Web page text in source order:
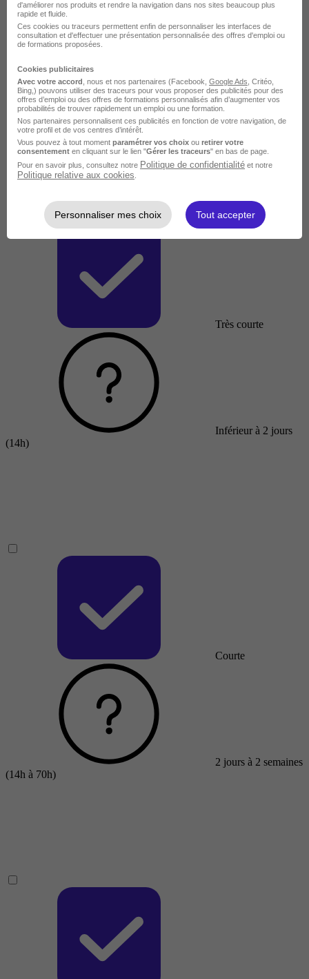
Très courte
Inférieur à 2 jours
(14h)
Courte
2 jours à 2 semaines
(14h à 70h)
d'améliorer nos produits et rendre la navigation dans nos sites beaucoup plus
rapide et fluide.
Ces cookies ou traceurs permettent enfin de personnaliser les interfaces de
consultation et d'effectuer une présentation personnalisée des offres d'emploi ou
de formations proposées.
Cookies publicitaires
Avec votre accord , nous et nos partenaires (Facebook, Google Ads , Critéo,
Bing,) pouvons utiliser des traceurs pour vous proposer des publicités pour des
offres d’emploi ou des offres de formations personnalisés afin d’augmenter vos
probabilités de trouver rapidement un emploi ou une formation.
Nos partenaires personnalisent ces publicités en fonction de votre navigation, de
votre profil et de vos centres d’intérêt.
Vous pouvez à tout moment paramétrer vos choix ou retirer votre
consentement en cliquant sur le lien "Gérer les traceurs" en bas de page.
Pour en savoir plus, consultez notre Politique de confidentialité et notre
Politique relative aux cookies
Personnaliser mes choix Tout accepter